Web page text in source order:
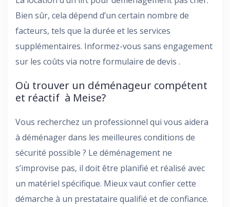
Bien sûr, cela dépend d’un certain nombre de
facteurs, tels que la durée et les services
supplémentaires. Informez-vous sans engagement
sur les coûts via notre formulaire de devis .
Où trouver un déménageur compétent
et réactif à Meise?
Vous recherchez un professionnel qui vous aidera
à déménager dans les meilleures conditions de
sécurité possible ? Le déménagement ne
s’improvise pas, il doit être planifié et réalisé avec
un matériel spécifique. Mieux vaut confier cette
démarche à un prestataire qualifié et de confiance.